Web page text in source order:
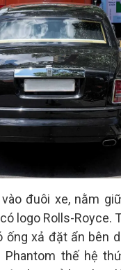
đuôi xe, nằm
logo Rolls-Royce.
ống xả đặt ẩn bên
Phantom thế hệ